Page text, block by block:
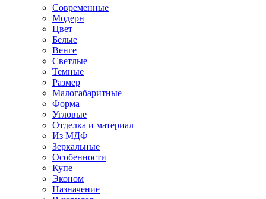
Современные
Модерн
Цвет
Белые
Венге
Светлые
Темные
Размер
Малогабаритные
Форма
Угловые
Отделка и материал
Из МДФ
Зеркальные
Особенности
Купе
Эконом
Назначение